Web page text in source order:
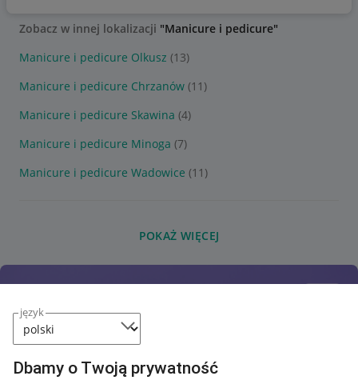
język
Dbamy o Twoją prywatność
Zobacz w innej lokalizacji "Manicure i pedicure"
Manicure i pedicure Olkusz (13)
Manicure i pedicure Chrzanów (11)
Manicure i pedicure Skawina (4)
Manicure i pedicure Minoga (7)
Manicure i pedicure Wadowice (11)
POKAŻ WIĘCEJ